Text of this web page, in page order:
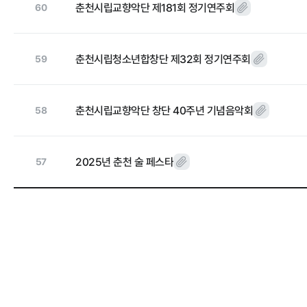
홍보마당
60 춘천시립교향악단 제181회 정기연주회
59 춘천시립청소년합창단 제32회 정기연주회
58 춘천시립교향악단 창단 40주년 기념음악회
57 2025년 춘천 술 페스타